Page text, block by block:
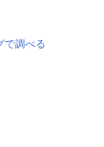
で調べる